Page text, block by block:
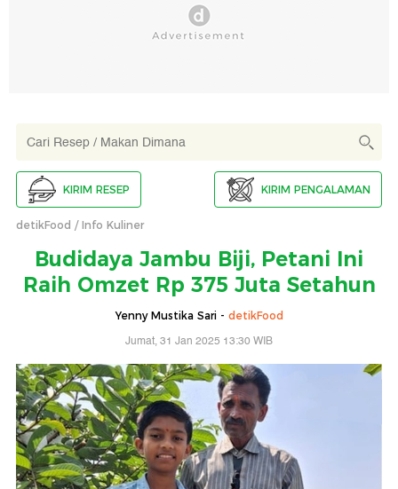
KIRIM RESEP KIRIM PENGALAMAN
detikFood Info Kuliner
Budidaya Jambu Biji, Petani Ini
Raih Omzet Rp 375 Juta Setahun
Yenny Mustika Sari - detikFood
Jumat, 31 Jan 2025 13:30 WIB